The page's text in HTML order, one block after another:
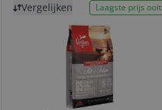
Vergelijken Laagste prijs ooit